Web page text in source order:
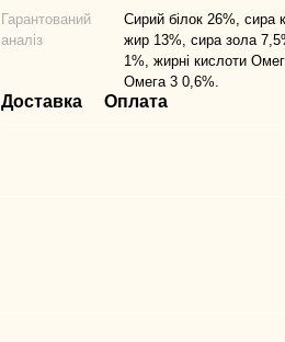
Гарантований
аналіз
Сирий білок 26%, сира
жир 13%, сира зола
1%, жирні кислоти
Омега 3 0,6%.
Доставка Оплата